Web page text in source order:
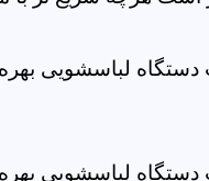
دستگاه لباسشویی
دستگاه لباسشویی